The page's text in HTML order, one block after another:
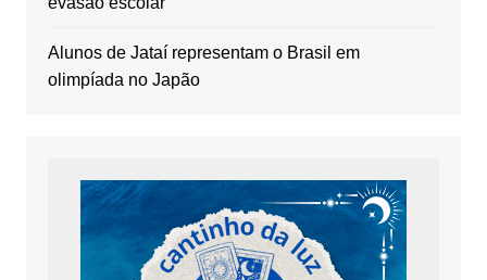
Alunos de Jataí representam o Brasil em
olimpíada no Japão